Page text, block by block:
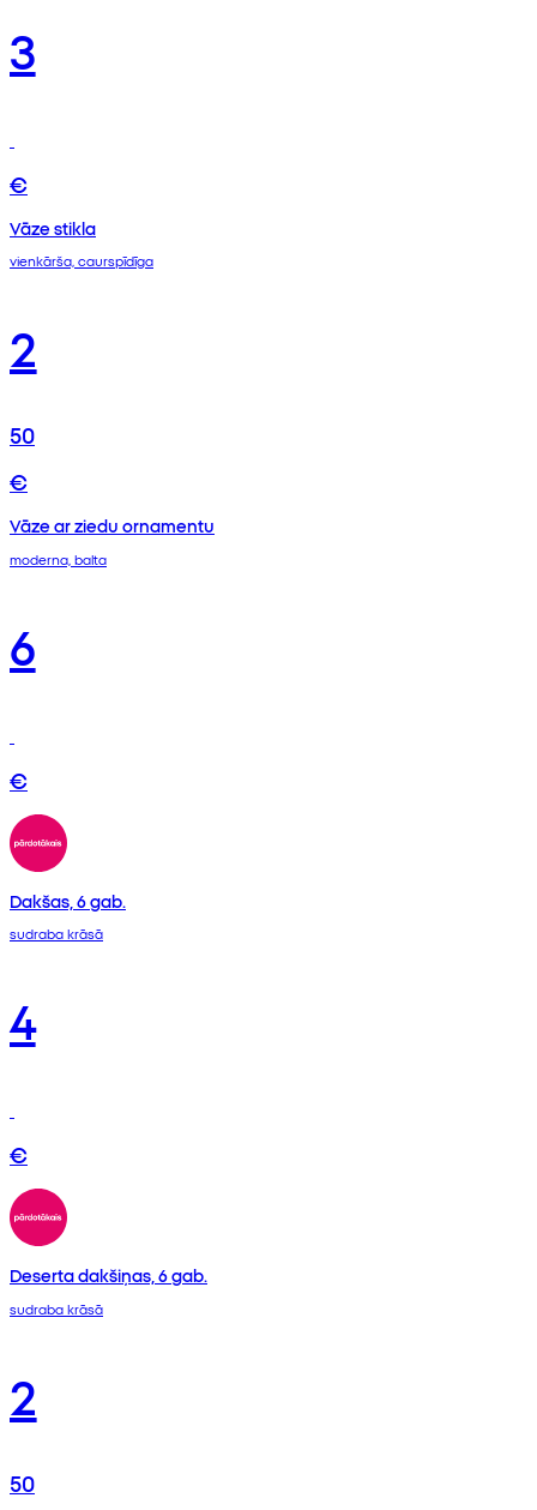
3
€
Vāze stikla
vienkārša, caurspīdīga
2
50
€
Vāze ar ziedu ornamentu
moderna, balta
6
€
Dakšas, 6 gab.
sudraba krāsā
4
€
Deserta dakšiņas, 6 gab.
sudraba krāsā
2
50